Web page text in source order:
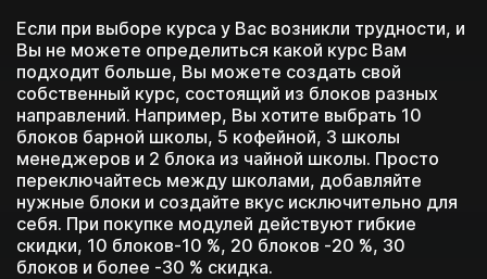
Если при выборе курса у Вас возникли трудности, и
Вы не можете определиться какой курс Вам
подходит больше, Вы можете создать свой
собственный курс, состоящий из блоков разных
направлений. Например, Вы хотите выбрать 10
блоков барной школы, 5 кофейной, 3 школы
менеджеров и 2 блока из чайной школы. Просто
переключайтесь между школами, добавляйте
нужные блоки и создайте вкус исключительно для
себя. При покупке модулей действуют гибкие
скидки, 10 блоков-10 %, 20 блоков -20 %, 30
блоков и более -30 % скидка.